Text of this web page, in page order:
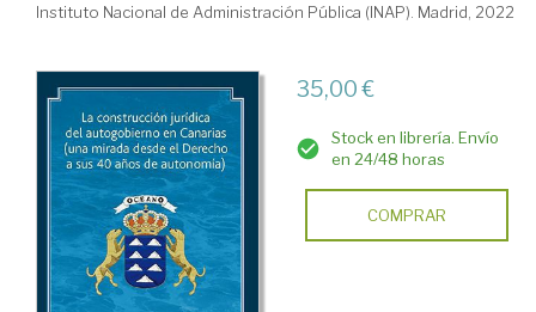
Instituto Nacional de Administración Pública (INAP). Madrid, 2022
35,00 €
Stock en librería. Envío
en 24/48 horas
COMPRAR